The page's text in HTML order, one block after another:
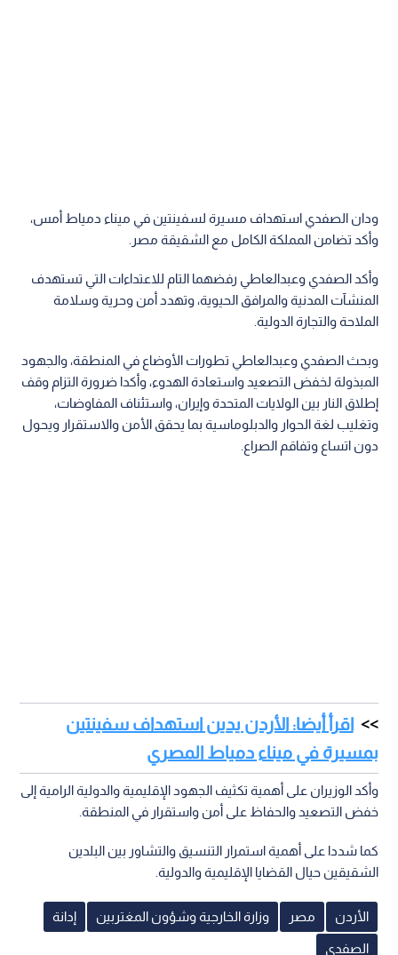
ودان الصفدي استهداف مسيرة لسفينتين في ميناء دمياط أمس،
وأكد تضامن المملكة الكامل مع الشقيقة مصر.
وأكد الصفدي وعبدالعاطي رفضهما التام للاعتداءات التي تستهدف
المنشآت المدنية والمرافق الحيوية، وتهدد أمن وحرية وسلامة
الملاحة والتجارة الدولية.
وبحث الصفدي وعبدالعاطي تطورات الأوضاع في المنطقة، والجهود
المبذولة لخفض التصعيد واستعادة الهدوء، وأكدا ضرورة التزام وقف
إطلاق النار بين الولايات المتحدة وإيران، واستئناف المفاوضات،
وتغليب لغة الحوار والدبلوماسية بما يحقق الأمن والاستقرار ويحول
دون اتساع وتفاقم الصراع.
اقرأ أيضا: الأردن يدين استهداف سفينتين
بمسيرة في ميناء دمياط المصري
وأكد الوزيران على أهمية تكثيف الجهود الإقليمية والدولية الرامية إلى
خفض التصعيد والحفاظ على أمن واستقرار في المنطقة.
كما شددا على أهمية استمرار التنسيق والتشاور بين البلدين
الشقيقين حيال القضايا الإقليمية والدولية.
الأردن مصر وزارة الخارجية وشؤون المغتربين إدانة
الصفدي